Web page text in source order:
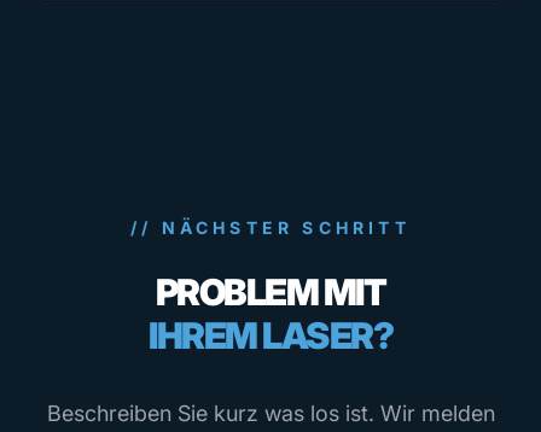
// NÄCHSTER SCHRITT
PROBLEM MIT
IHREM LASER?
Beschreiben Sie kurz was los ist. Wir melden